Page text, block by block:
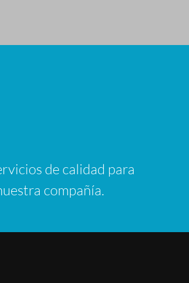
de calidad para
compañía.